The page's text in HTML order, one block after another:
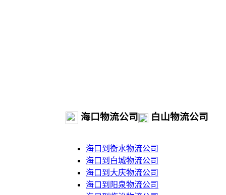
海口物流公司
海口到衡水物流公司
海口到白城物流公司
海口到大庆物流公司
海口到阳泉物流公司
白山物流公司